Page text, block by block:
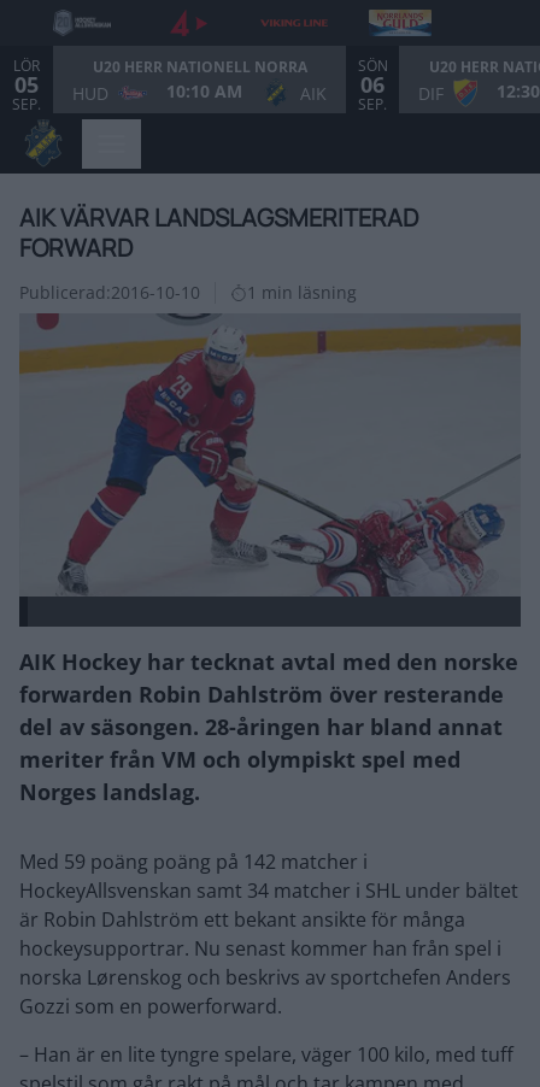
LÖR
05
SEP.
U20 HERR NATIONELL NORRA
HUD 10:10 AM AIK
SÖN
06
SEP.
U20 HERR
DIF
AIK VÄRVAR LANDSLAGSMERITERAD
FORWARD
Publicerad:2016-10-10 1 min läsning
AIK Hockey har tecknat avtal med den norske
forwarden Robin Dahlström över resterande
del av säsongen. 28-åringen har bland annat
meriter från VM och olympiskt spel med
Norges landslag.
Med 59 poäng poäng på 142 matcher i
HockeyAllsvenskan samt 34 matcher i SHL under bältet
är Robin Dahlström ett bekant ansikte för många
hockeysupportrar. Nu senast kommer han från spel i
norska Lørenskog och beskrivs av sportchefen Anders
Gozzi som en powerforward.
– Han är en lite tyngre spelare, väger 100 kilo, med tuff